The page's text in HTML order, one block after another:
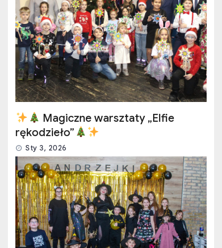
Magiczne warsztaty „Elfie
rękodzieło”
Sty 3, 2026